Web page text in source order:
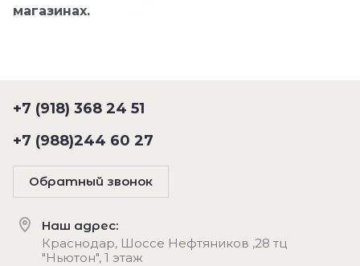
магазинах.
+7 (918) 368 24 51
+7 (988)244 60 27
Обратный звонок
Наш адрес:
Краснодар, Шоссе Нефтяников ,28 тц
"Ньютон", 1 этаж